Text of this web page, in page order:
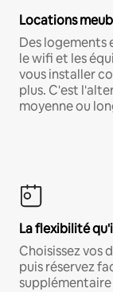
Locations
Des logements
le wifi et les
vous installer
plus. C'est
moyenne ou
La flexibilité
Choisissez vos
puis réservez